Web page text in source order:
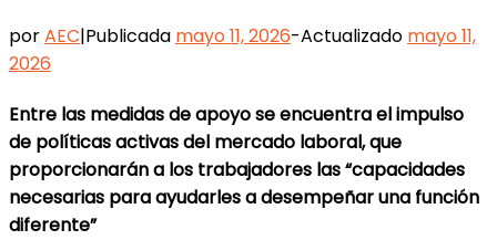
porAEC|Publicada mayo 11, 2026-Actualizado mayo 11,
2026
Entre las medidas de apoyo se encuentra el impulso
de políticas activas del mercado laboral, que
proporcionarán a los trabajadores las “capacidades
necesarias para ayudarles a desempeñar una función
diferente”